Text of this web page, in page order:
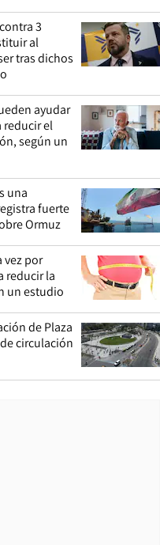
3
al
tras dichos
ayudar
reducir el
según un
una
fuerte
Ormuz
vez por
reducir la
un estudio
de Plaza
circulación